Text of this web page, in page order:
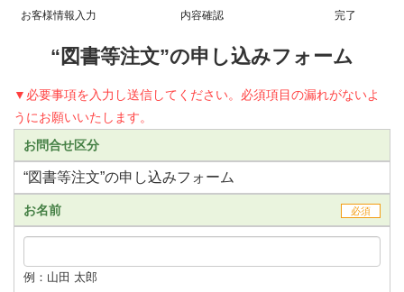
お客様情報入力 内容確認 完了
“図書等注文”の申し込みフォーム
▼必要事項を入力し送信してください。必須項目の漏れがないよ
うにお願いいたします。
お問合せ区分
“図書等注文”の申し込みフォーム
お名前 必須
例：山田 太郎